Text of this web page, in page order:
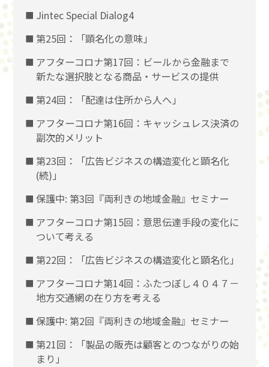
Jintec Special Dialog4
第25回：「顕名化の意味」
アフターコロナ第17回：ビールから金融まで
新たな選択肢となる商品・サービスの提供
第24回：「配達は住所から人へ」
アフターコロナ第16回：キャッシュレス決済の
副次的メリット
第23回：「広告ビジネスの構造変化と顕名化
(続)」
保護中: 第3回『両利きの地域金融』セミナー
アフターコロナ第15回：意思伝達手段の変化に
ついて考える
第22回：「広告ビジネスの構造変化と顕名化」
アフターコロナ第14回：ふたつぼし４０４７－
地方交通網の在り方を考える
保護中: 第2回『両利きの地域金融』セミナー
第21回：「製品の販売は顧客とのつながりの始
まり」